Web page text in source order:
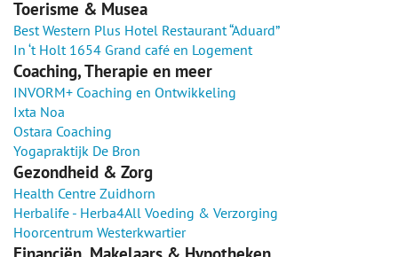
Toerisme & Musea
Best Western Plus Hotel Restaurant “Aduard”
In ‘t Holt 1654 Grand café en Logement
Coaching, Therapie en meer
INVORM+ Coaching en Ontwikkeling
Ixta Noa
Ostara Coaching
Yogapraktijk De Bron
Gezondheid & Zorg
Health Centre Zuidhorn
Herbalife - Herba4All Voeding & Verzorging
Hoorcentrum Westerkwartier